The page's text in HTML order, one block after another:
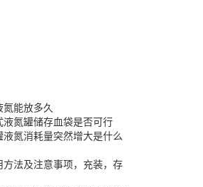
氮能放多久
液氮罐储存血袋是否可行
液氮消耗量突然增大是什么
方法及注意事项，充装，存